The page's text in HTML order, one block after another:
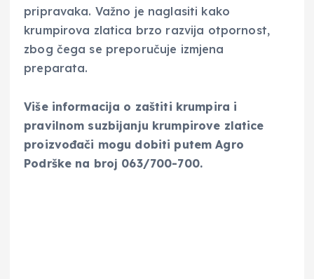
pripravaka. Važno je naglasiti kako
krumpirova zlatica brzo razvija otpornost,
zbog čega se preporučuje izmjena
preparata.
Više informacija o zaštiti krumpira i
pravilnom suzbijanju krumpirove zlatice
proizvođači mogu dobiti putem Agro
Podrške na broj 063/700-700.